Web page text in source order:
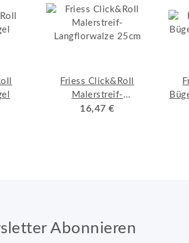
Friess Click&Roll
Malerstreif-
Langflorwalze 25cm
16,47 €
Abonnieren